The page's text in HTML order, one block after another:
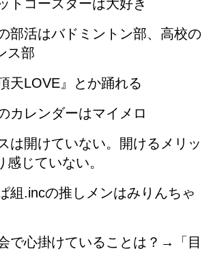
トコースターは大好き
部活はバドミントン部、高校の
ス部
天LOVE』とか踊れる
カレンダーはマイメロ
は開けていない。開けるメリッ
感じていない。
組.incの推しメンはみりんちゃ
で心掛けていることは？→「目